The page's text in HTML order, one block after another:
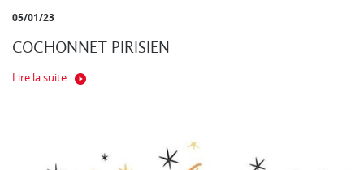
05/01/23
COCHONNET PIRISIEN
Lire la suite